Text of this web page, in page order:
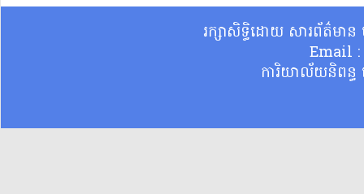
រក្សាសិទ្ធិដោយ សារព័ត៌មា
Email
ការិយាល័យនិពន្ធ